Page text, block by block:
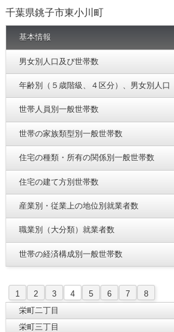
千葉県銚子市東小川町
基本情報
男女別人口及び世帯数
年齢別（５歳階級、４区分）、男女別人口
世帯人員別一般世帯数
世帯の家族類型別一般世帯数
住宅の種類・所有の関係別一般世帯数
住宅の建て方別世帯数
産業別・従業上の地位別就業者数
職業別（大分類）就業者数
世帯の経済構成別一般世帯数
1 2 3 4 5 6 7
8
栄町二丁目
栄町三丁目